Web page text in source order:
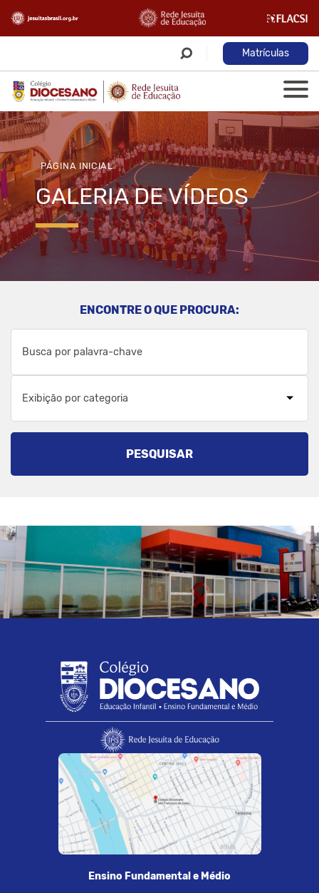
Matrículas
PÁGINA INICIAL
GALERIA DE VÍDEOS
ENCONTRE O QUE PROCURA:
Exibição por categoria
PESQUISAR
Ensino Fundamental e Médio